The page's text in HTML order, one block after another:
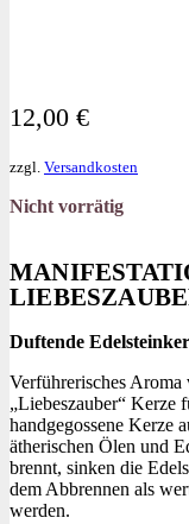
12,00 €
zzgl. Versandkosten
Nicht vorrätig
Duftende
Verführerisches
„Liebeszauber“ Kerze
handgegossene Kerze
ätherischen Ölen und
brennt, sinken die
dem Abbrennen als
werden.